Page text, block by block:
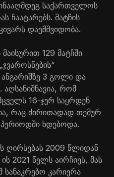
საქართველოს
ჩაატარებს. მატჩის
დაემშვიდობა.
129 მატჩში
3 გოლი და
რომ
16-ჯერ საყრდენ
რაც ძირითადად თემურ
ხდებოდა.
ღირსებას 2009 წლიდან
2021 წელს აირჩიეს, მას
სანაკრებო კარიერა